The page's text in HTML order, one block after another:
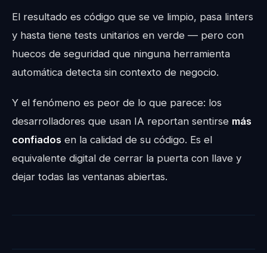
El resultado es código que se ve limpio, pasa linters
y hasta tiene tests unitarios en verde — pero con
huecos de seguridad que ninguna herramienta
automática detecta sin contexto de negocio.
Y el fenómeno es peor de lo que parece: los
desarrolladores que usan IA reportan sentirse más
confiados en la calidad de su código. Es el
equivalente digital de cerrar la puerta con llave y
dejar todas las ventanas abiertas.